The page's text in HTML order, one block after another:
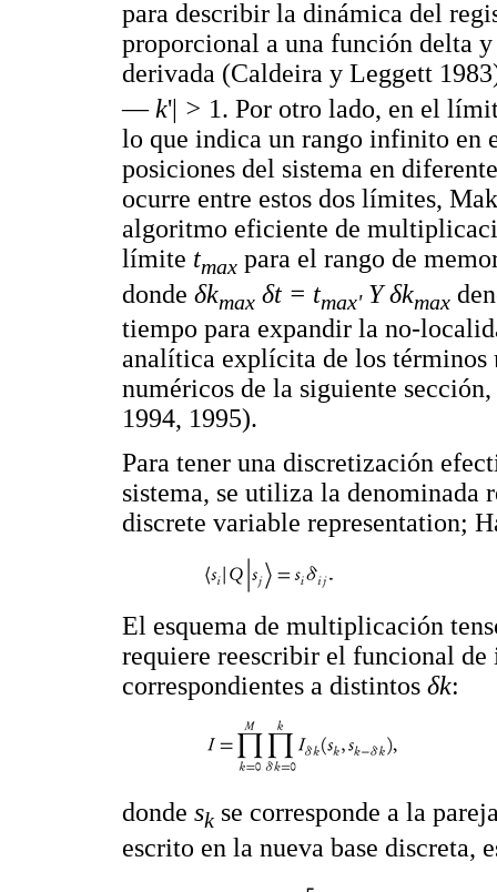
para describir la dinámica del
proporcional a una función delta
derivada (Caldeira y Leggett
— k'| > 1. Por otro lado, en el
lo que indica un rango infinito en
posiciones del sistema en
ocurre entre estos dos límites,
algoritmo eficiente de
límite tmax para el rango de
donde δkmax δt = tmax'Y δkmax
tiempo para expandir la no-
analítica explícita de los términos
numéricos de la siguiente
1994, 1995).
Para tener una discretización
sistema, se utiliza la denominada
discrete variable representation;
El esquema de multiplicación
requiere reescribir el funcional
correspondientes a distintos δk:
donde sk se corresponde a la
escrito en la nueva base discreta,